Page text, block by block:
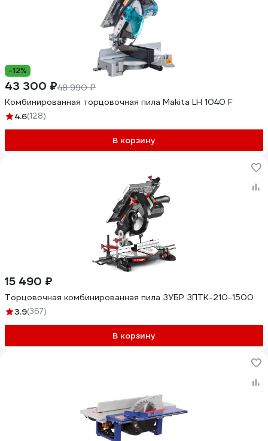
-12%
43 300 ₽48 990 ₽
Комбинированная торцовочная пила Makita LH 1040 F
4.6(128)
В корзину
15 490 ₽
Торцовочная комбинированная пила ЗУБР ЗПТК-210-1500
3.9(367)
В корзину